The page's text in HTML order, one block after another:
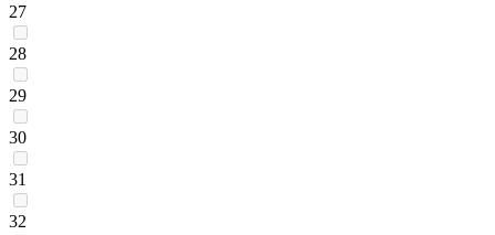
27
28
29
30
31
32